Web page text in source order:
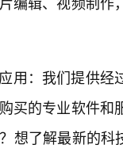
用：我们提供
买的专业软件
想了解最新的